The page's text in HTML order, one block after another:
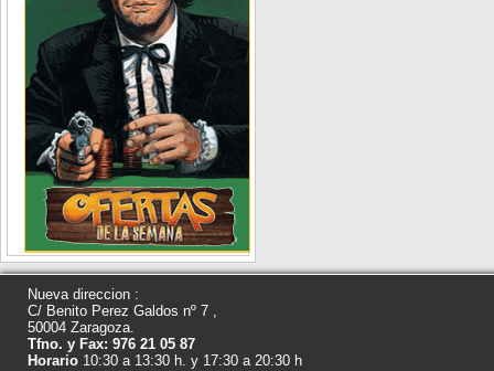
Nueva direccion :
C/ Benito Perez Galdos nº 7 ,
50004 Zaragoza.
Tfno. y Fax: 976 21 05 87
Horario 10:30 a 13:30 h. y 17:30 a 20:30 h